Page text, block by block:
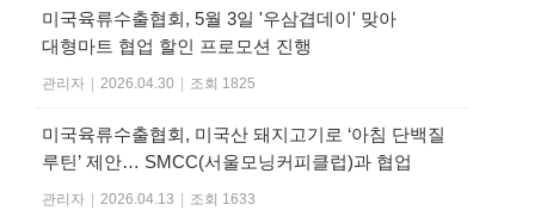
미국육류수출협회, 5월 3일 '우삼겹데이' 맞아
대형마트 협업 할인 프로모션 진행
관리자 | 2026.04.30 | 조회 1825
미국육류수출협회, 미국산 돼지고기로 ‘아침 단백질
루틴’ 제안… SMCC(서울모닝커피클럽)과 협업
관리자 | 2026.04.13 | 조회 1633